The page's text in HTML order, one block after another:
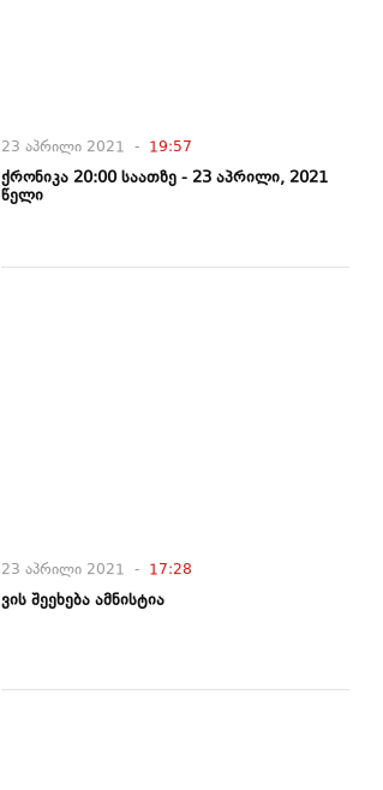
23 აპრილი 2021 - 19:57
ქრონიკა 20:00 საათზე - 23 აპრილი, 2021
წელი
23 აპრილი 2021 - 17:28
ვის შეეხება ამნისტია